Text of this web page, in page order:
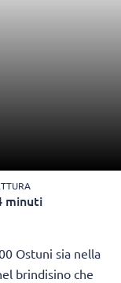
minuti
Ostuni sia nella
brindisino che